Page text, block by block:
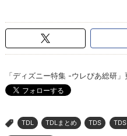
「ディズニー特集 -ウレぴあ総研
> TDL TDLまとめ TDS